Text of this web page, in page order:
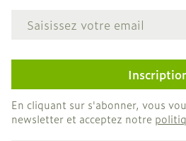
Adresse mail
En cliquant sur s'abonner, vous
newsletter et acceptez notre